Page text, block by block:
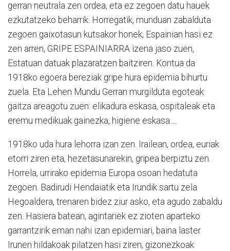
gerran neutrala zen ordea, eta ez zegoen datu hauek
ezkutatzeko beharrik. Horregatik, munduan zabalduta
zegoen gaixotasun kutsakor honek, Espainian hasi ez
zen arren, GRIPE ESPAINIARRA izena jaso zuen,
Estatuan datuak plazaratzen baitziren. Kontua da
1918ko egoera bereziak gripe hura epidemia bihurtu
zuela. Eta Lehen Mundu Gerran murgilduta egoteak
gaitza areagotu zuen: elikadura eskasa, ospitaleak eta
eremu medikuak gainezka, higiene eskasa….
1918ko uda hura lehorra izan zen. Irailean, ordea, euriak
etorri ziren eta, hezetasunarekin, gripea berpiztu zen.
Horrela, urrirako epidemia Europa osoan hedatuta
zegoen. Badirudi Hendaiatik eta Irundik sartu zela
Hegoaldera, trenaren bidez ziur asko, eta agudo zabaldu
zen. Hasiera batean, agintariek ez zioten aparteko
garrantzirik eman nahi izan epidemiari, baina laster
Irunen hildakoak pilatzen hasi ziren, gizonezkoak